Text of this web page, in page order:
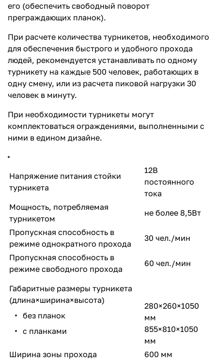
его (обеспечить свободный поворот
преграждающих планок).
При расчете количества турникетов, необходимого
для обеспечения быстрого и удобного прохода
людей, рекомендуется устанавливать по одному
турникету на каждые 500 человек, работающих в
одну смену, или из расчета пиковой нагрузки 30
человек в минуту.
При необходимости турникеты могут
комплектоваться ограждениями, выполненными с
ними в едином дизайне.
Напряжение питания стойки
турникета
12B
постоянного
тока
Мощность, потребляемая
турникетом
не более 8,5Вт
Пропускная способность в
режиме однократного прохода
30 чел./мин
Пропускная способность в
режиме свободного прохода
60 чел./мин
Габаритные размеры турникета
(длина×ширина×высота)
без планок
с планками
280×260×1050
мм
855×810×1050
мм
Ширина зоны прохода
600 мм